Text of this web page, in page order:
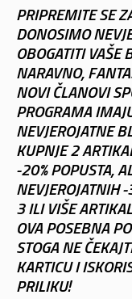
PRIPREMITE SE
DONOSIMO
OBOGATITI VAŠE
NARAVNO,
NOVI ČLANOVI
PROGRAMA
NEVJEROJATNE
KUPNJE 2
-20% POPUSTA,
NEVJEROJATNIH
3 ILI VIŠE
OVA POSEBNA
STOGA NE
KARTICU I
PRILIKU!